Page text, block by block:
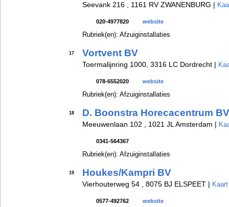
Seevank 216 , 1161 RV ZWANENBURG |
020-4977820 website
Rubriek(en): Afzuiginstallaties
17 Vortvent BV
Toermalijnring 1000, 3316 LC Dordrecht |
078-6552020 website
Rubriek(en): Afzuiginstallaties
18 D. Boonstra Horecacentrum BV
Meeuwenlaan 102 , 1021 JL Amsterdam |
0341-564367
Rubriek(en): Afzuiginstallaties
19 Houkes/Kampri BV
Vierhouterweg 54 , 8075 BJ ELSPEET |
0577-492762 website